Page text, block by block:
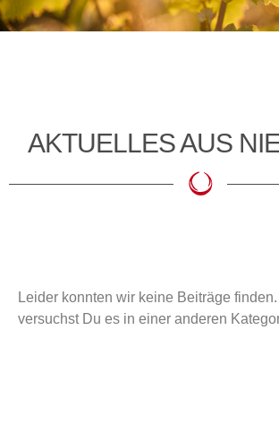
AKTUELLES AUS
Leider konnten wir keine Beiträge
versuchst Du es in einer anderen